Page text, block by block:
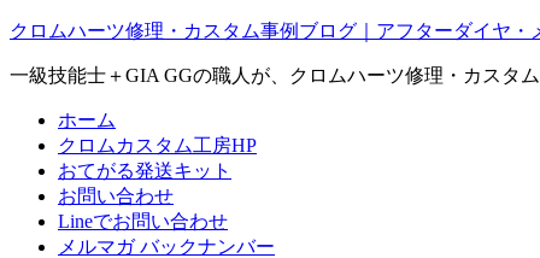
クロムハーツ修理・カスタム事例ブログ｜アフターダイヤ・
一級技能士＋GIA GGの職人が、クロムハーツ修理・カスタ
ホーム
クロムカスタム工房HP
おてがる発送キット
お問い合わせ
Lineでお問い合わせ
メルマガ バックナンバー